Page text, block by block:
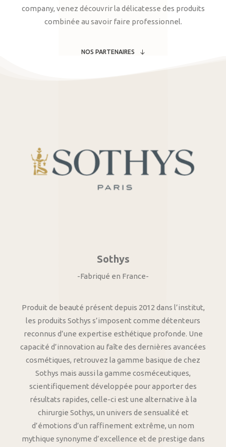
company, venez découvrir la délicatesse des produits
combinée au savoir faire professionnel.
NOS PARTENAIRES
Sothys
-Fabriqué en France-
Produit de beauté présent depuis 2012 dans l’institut,
les produits Sothys s’imposent comme détenteurs
reconnus d’une expertise esthétique profonde. Une
capacité d’innovation au faîte des dernières avancées
cosmétiques, retrouvez la gamme basique de chez
Sothys mais aussi la gamme cosméceutiques,
scientifiquement développée pour apporter des
résultats rapides, celle-ci est une alternative à la
chirurgie Sothys, un univers de sensualité et
d’émotions d’un raffinement extrême, un nom
mythique synonyme d’excellence et de prestige dans